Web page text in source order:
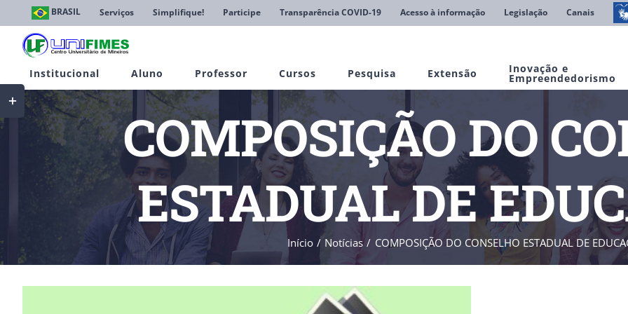
conteúdo
BRASIL Serviços Simplifique! Participe Transparência COVID-19 Acesso à informação Legislação Canais
Institucional Aluno Professor Cursos Pesquisa Extensão Inovação e
Empreendedorismo
COMPOSIÇÃO DO
ESTADUAL DE
Início Notícias COMPOSIÇÃO DO CONSELHO ESTADUAL DE
Toggle
Sliding
Bar